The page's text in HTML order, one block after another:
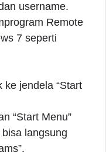
username.
Remote
7 seperti
ke jendela “Start
“Start Menu”
langsung